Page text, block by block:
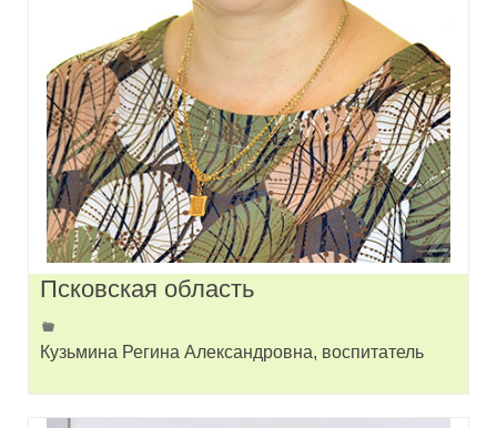
Псковская область
Кузьмина Регина Александровна, воспитатель